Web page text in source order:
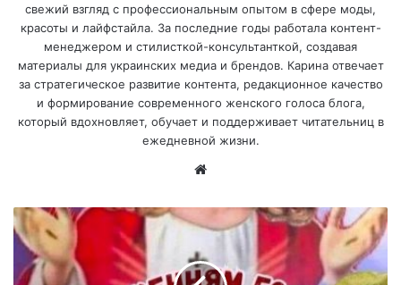
свежий взгляд с профессиональным опытом в сфере моды,
красоты и лайфстайла. За последние годы работала контент-
менеджером и стилисткой-консультанткой, создавая
материалы для украинских медиа и брендов. Карина отвечает
за стратегическое развитие контента, редакционное качество
и формирование современного женского голоса блога,
который вдохновляет, обучает и поддерживает читательниц в
ежедневной жизни.